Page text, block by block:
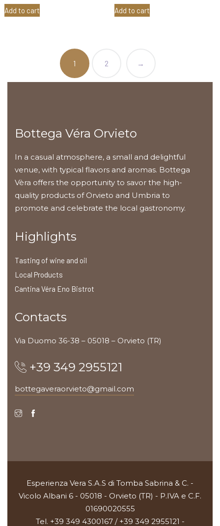
Add to cart Add to cart
1 2 →
Bottega Véra Orvieto
In a casual atmosphere, a small and delightful
venue, with typical flavors and aromas. Bottega
Vèra offers the opportunity to savor the high-
quality products of Orvieto and Umbria to
promote and celebrate the local gastronomy.
Highlights
Tasting of wine and oil
Local Products
Cantina Véra Eno Bistrot
Contacts
Via Duomo 36-38 – 05018 – Orvieto (TR)
+39 349 2955121
bottegaveraorvieto@gmail.com
Esperienza Vera S.A.S di Tomba Sabrina & C. -
Vicolo Albani 6 - 05018 - Orvieto (TR) - P.IVA e C.F.
01690020555
Tel. +39 349 4300167 / +39 349 2955121 -